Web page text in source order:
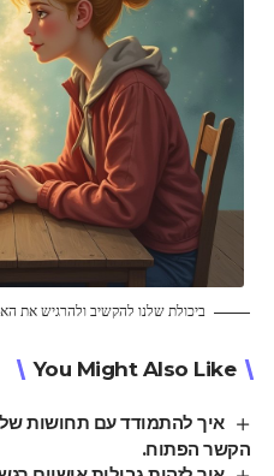
ביכולת שלנו להקשיב ולהרגיש את
You Might Also Like
איך להתמודד עם תחושות
הקשר הפתוח.